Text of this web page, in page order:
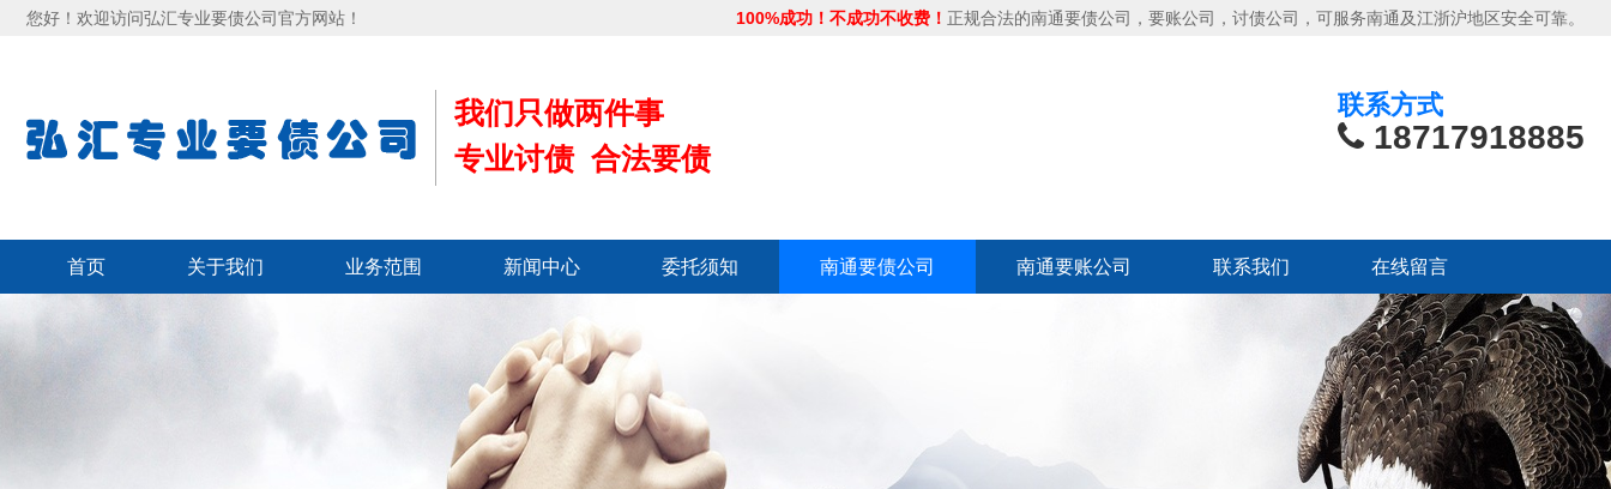
您好！欢迎访问弘汇专业要债公司官方网站！ 100%成功！不成功不收费！ 正规合法的南通要债公司，要账公司，讨债公司，可服务南通及江浙沪地区安全可靠。
我们只做两件事
专业讨债 合法要债
联系方式
18717918885
首页 关于我们 业务范围 新闻中心 委托须知 南通要债公司 南通要账公司 联系我们 在线留言